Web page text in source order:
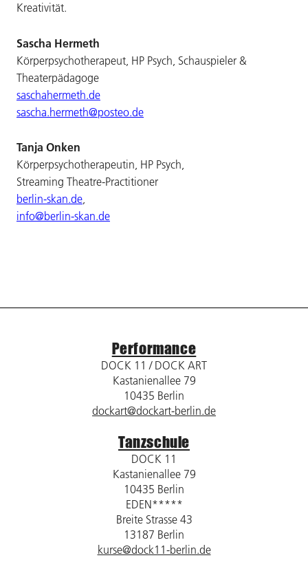
Kreativität.
Sascha Hermeth
Körperpsychotherapeut, HP Psych, Schauspieler &
Theaterpädagoge
saschahermeth.de
sascha.hermeth@posteo.de
Tanja Onken
Körperpsychotherapeutin, HP Psych,
Streaming Theatre-Practitioner
berlin-skan.de,
info@berlin-skan.de
Performance
DOCK 11 / DOCK ART
Kastanienallee 79
10435 Berlin
dockart@dockart-berlin.de
Tanzschule
DOCK 11
Kastanienallee 79
10435 Berlin
EDEN*****
Breite Strasse 43
13187 Berlin
kurse@dock11-berlin.de